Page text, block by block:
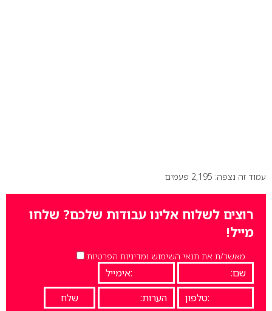
עמוד זה נצפה: 2,195 פעמים
רוצים לשלוח אלינו עבודות שלכם? שלחו
מייל!
מאשר/ת את תנאי השימוש ומדיניות הפרטיות